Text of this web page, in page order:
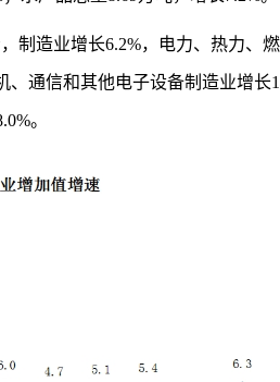
制造业增长6.2%，电力、热力、
、通信和其他电子设备制造业增长
%。